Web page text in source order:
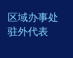
区域办事处
驻外代表